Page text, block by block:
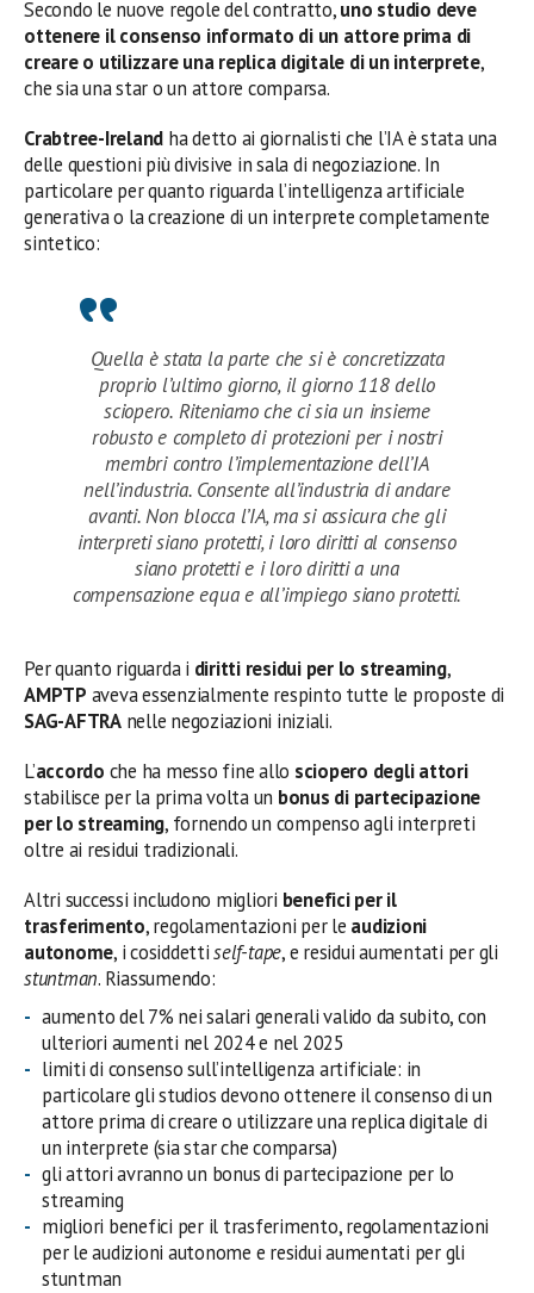
Secondo le nuove regole del contratto,uno studio deve
ottenere il consenso informato di un attore prima di
creare o utilizzare una replica digitale di un interprete,
che sia una star o un attore comparsa.
Crabtree-Ireland ha detto ai giornalisti che l’IA è stata una
delle questioni più divisive in sala di negoziazione. In
particolare per quanto riguarda l’intelligenza artificiale
generativa o la creazione di un interprete completamente
sintetico:
Quella è stata la parte che si è concretizzata
proprio l’ultimo giorno, il giorno 118 dello
sciopero. Riteniamo che ci sia un insieme
robusto e completo di protezioni per i nostri
membri contro l’implementazione dell’IA
nell’industria. Consente all’industria di andare
avanti. Non blocca l’IA, ma si assicura che gli
interpreti siano protetti, i loro diritti al consenso
siano protetti e i loro diritti a una
compensazione equa e all’impiego siano protetti.
Per quanto riguarda i diritti residui per lo streaming,
AMPTP aveva essenzialmente respinto tutte le proposte di
SAG-AFTRAnelle negoziazioni iniziali.
L’accordo che ha messo fine allo sciopero degli attori
stabilisce per la prima volta un bonus di partecipazione
per lo streaming, fornendo un compenso agli interpreti
oltre ai residui tradizionali.
Altri successi includono migliori benefici per il
trasferimento, regolamentazioni per le audizioni
autonome, i cosiddettiself-tape, e residui aumentati per gli
stuntman. Riassumendo:
aumento del 7% nei salari generali valido da subito, con
ulteriori aumenti nel 2024 e nel 2025
limiti di consenso sull’intelligenza artificiale: in
particolare gli studios devono ottenere il consenso di un
attore prima di creare o utilizzare una replica digitale di
un interprete (sia star che comparsa)
gli attori avranno un bonus di partecipazione per lo
streaming
migliori benefici per il trasferimento, regolamentazioni
per le audizioni autonome e residui aumentati per gli
stuntman